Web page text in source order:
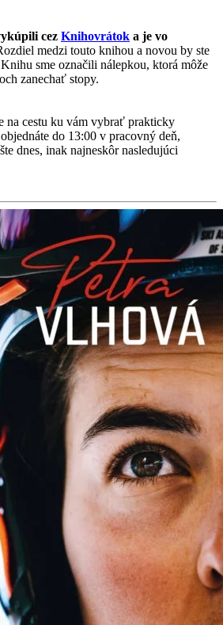
cez Knihovrátok a je vo
medzi touto knihou a novou by ste
sme označili nálepkou, ktorá môže
zanechať stopy.
na cestu ku vám vybrať prakticky
do 13:00 v pracovný deň,
dnes, inak najneskôr nasledujúci